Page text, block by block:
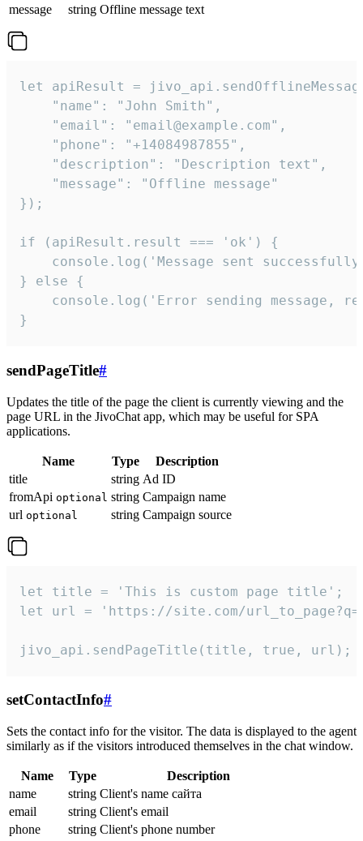
message
string Offline message text
let apiResult =
    "name": "John Smith",
    "email": "email@example.com",
    "phone": "+14084987855",
    "description": "Description text",
    "message": "Offline message"
});
if (apiResult.result === 'ok') {
console.log('Message sent
} else {
console.log('Error sending message,
}
sendPageTitle#
Updates the title of the page the client is currently viewing and the
page URL in the JivoChat app, which may be useful for SPA
applications.
Name Type
Description
title
string Ad ID
fromApi optional string Campaign name
url optional string Campaign source
let title = 'This is custom page title';
let url = 'https://site.com/
jivo_api.sendPageTitle(title, true, url);
setContactInfo#
Sets the contact info for the visitor. The data is displayed to the agent
similarly as if the visitors introduced themselves in the chat window.
Name Type
Description
name
string Client's name сайта
email
string Client's email
phone
string Client's phone number